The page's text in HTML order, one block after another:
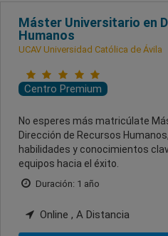
Máster Universitario en
Humanos
UCAV Universidad Católica de Ávila
Centro Premium
No esperes más matricúlate
Dirección de Recursos
habilidades y conocimientos
equipos hacia el éxito.
Duración: 1 año
Online , A Distancia